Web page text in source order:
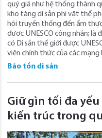
quý giá như hệ thống thành
kho tàng di sản phi vật thể
hội truyền thống đến ẩm
được UNESCO công nhận; là
có Di sản thế giới được
viên chính thức của các mạng
Bảo tồn di sản
Giữ gìn tối đa
kiến trúc trong